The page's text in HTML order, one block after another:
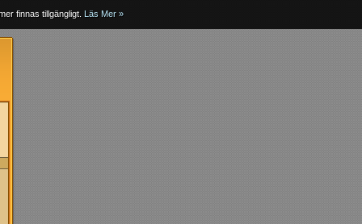
finnas tillgängligt. Läs Mer »